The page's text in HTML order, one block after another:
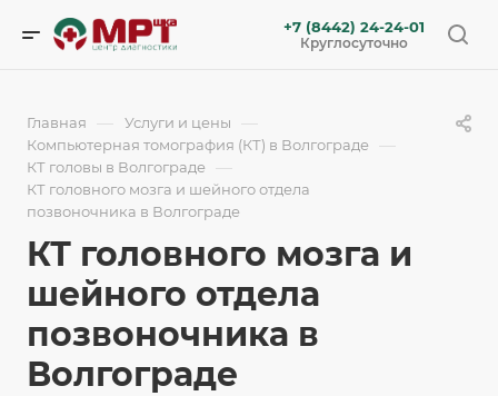
+7 (8442) 24-24-01
Круглосуточно
Главная — Услуги и цены —
Компьютерная томография (КТ) в Волгограде —
КТ головы в Волгограде —
КТ головного мозга и шейного отдела
позвоночника в Волгограде
КТ головного мозга и
шейного отдела
позвоночника в
Волгограде